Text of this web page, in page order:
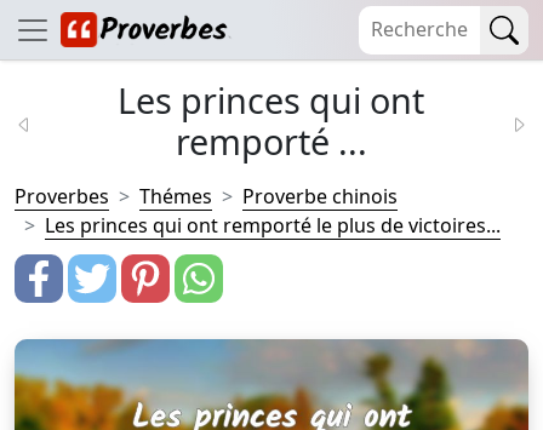
Les princes qui ont
remporté ...
Proverbes Thémes
Proverbe chinois
Les princes qui ont remporté le plus de victoires...